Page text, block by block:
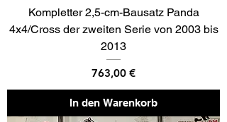
Kompletter 2,5-cm-Bausatz Panda
4x4/Cross der zweiten Serie von 2003 bis
2013
Preis
763,00 €
In den Warenkorb